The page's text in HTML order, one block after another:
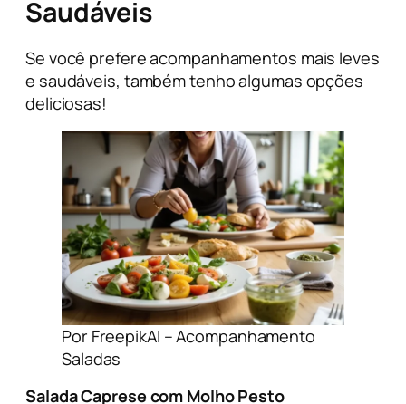
Saudáveis
Se você prefere acompanhamentos mais leves
e saudáveis, também tenho algumas opções
deliciosas!
Por FreepikAI – Acompanhamento
Saladas
Salada Caprese com Molho Pesto